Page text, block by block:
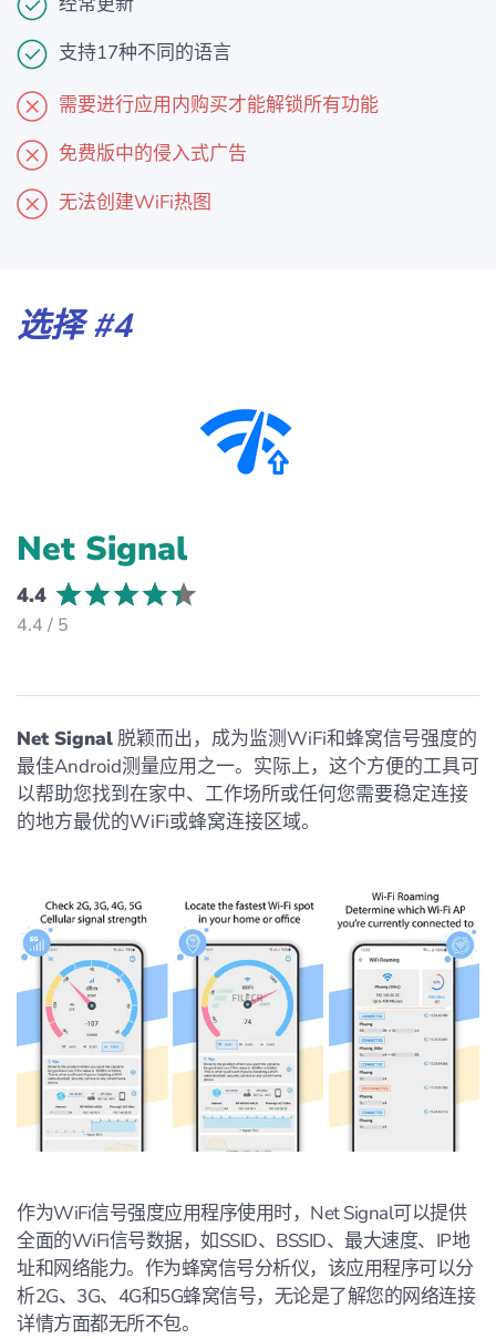
支持17种不同的语言
需要进行应用内购买才能解锁所有功能
免费版中的侵入式广告
无法创建WiFi热图
选择 #4
Net Signal
4.4
4.4 / 5
Net Signal脱颖而出，成为监测WiFi和蜂窝信号强度的
最佳Android测量应用之一。实际上，这个方便的工具可
以帮助您找到在家中、工作场所或任何您需要稳定连接
的地方最优的WiFi或蜂窝连接区域。
作为WiFi信号强度应用程序使用时，Net Signal可以提供
全面的WiFi信号数据，如SSID、BSSID、最大速度、IP地
址和网络能力。作为蜂窝信号分析仪，该应用程序可以分
析2G、3G、4G和5G蜂窝信号，无论是了解您的网络连接
详情方面都无所不包。